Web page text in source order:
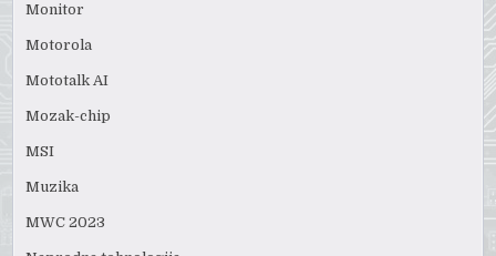
Monitor
Motorola
Mototalk AI
Mozak-chip
MSI
Muzika
MWC 2023